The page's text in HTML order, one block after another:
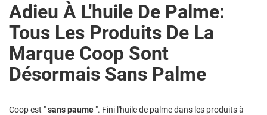
Adieu À L'huile De Palme:
Tous Les Produits De La
Marque Coop Sont
Désormais Sans Palme
Coop est "sans paume ". Fini l'huile de palme dans les produits à